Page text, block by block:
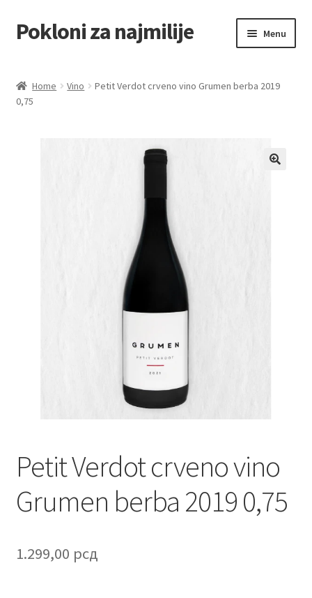
Skip
to
Skip
to
Pokloni za najmilije Menu
Akcija za dan zaljubljenih
Cveće
Delivery
Destilati
Home Vino
Petit Verdot crveno vino Grumen berba 2019
0,75
Petit Verdot crveno vino
Grumen berba 2019 0,75
1.299,00 рсд